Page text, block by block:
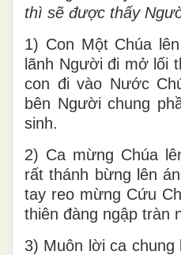
thì sẽ được thấy
1) Con Một Chúa
lãnh Người đi mở lối
con đi vào Nước
bên Người chung
sinh.
2) Ca mừng Chúa
rất thánh bừng lên
tay reo mừng Cứu
thiên đàng ngập tràn
3) Muôn lời ca chung